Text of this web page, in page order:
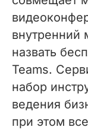
внутренний
назвать
Teams.
набор
ведения
при этом